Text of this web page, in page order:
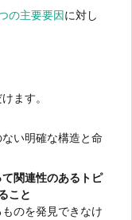
の主要要因に対し
ます。
い明確な構造と命
関連性のあるトピ
こと
のを発見できなけ